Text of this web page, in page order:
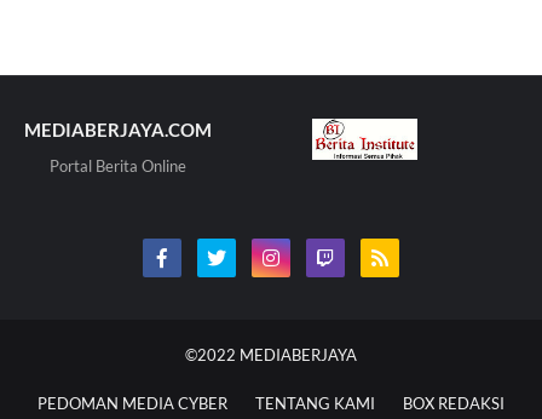
MEDIABERJAYA.COM
Portal Berita Online
©2022 MEDIABERJAYA
PEDOMAN MEDIA CYBER TENTANG KAMI BOX REDAKSI